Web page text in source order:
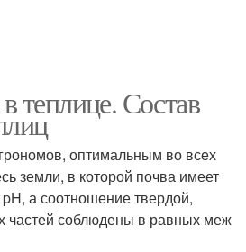
теплице. Состав
оптимальным во всех
земли, в которой почва имеет
а соотношение твердой,
частей соблюдены в равных меж